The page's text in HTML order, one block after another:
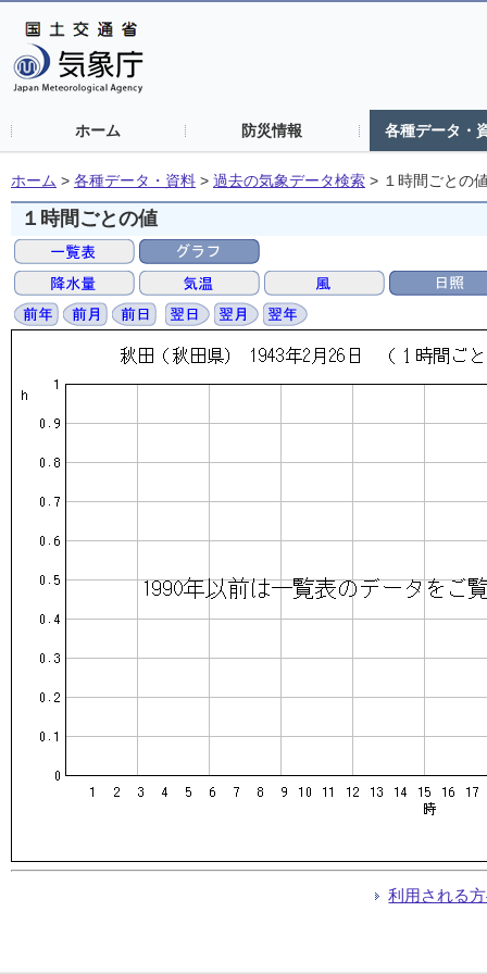
ホーム 防災情報 各種データ・
ホーム > 各種データ・資料 > 過去の気象データ検索 > １時間ごとの
１時間ごとの値
利用される